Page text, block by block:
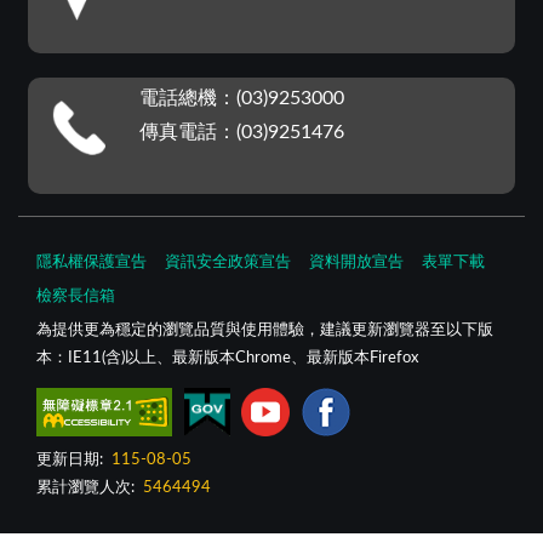
電話總機：(03)9253000
傳真電話：(03)9251476
隱私權保護宣告 資訊安全政策宣告 資料開放宣告 表單下載
檢察長信箱
為提供更為穩定的瀏覽品質與使用體驗，建議更新瀏覽器至以下版
本：IE11(含)以上、最新版本Chrome、最新版本Firefox
更新日期:
115-08-05
累計瀏覽人次:
5464494